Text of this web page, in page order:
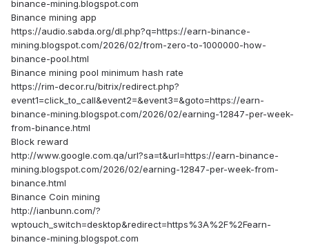
binance-mining.blogspot.com
Binance mining app
https://audio.sabda.org/dl.php?q=https://earn-binance-
mining.blogspot.com/2026/02/from-zero-to-1000000-how-
binance-pool.html
Binance mining pool minimum hash rate
https://rim-decor.ru/bitrix/redirect.php?
event1=click_to_call&event2=&event3=&goto=https://earn-
binance-mining.blogspot.com/2026/02/earning-12847-per-week-
from-binance.html
Block reward
http://www.google.com.qa/url?sa=t&url=https://earn-binance-
mining.blogspot.com/2026/02/earning-12847-per-week-from-
binance.html
Binance Coin mining
http://ianbunn.com/?
wptouch_switch=desktop&redirect=https%3A%2F%2Fearn-
binance-mining.blogspot.com